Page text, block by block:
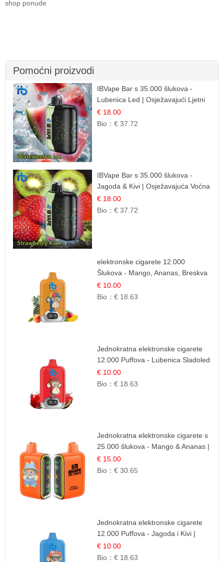
shop ponude
Pomoćni proizvodi
IBVape Bar s 35.000 šlukova -
Lubenica Led | Osježavajući Ljetni
Okus
€ 18.00
Bio：€ 37.72
IBVape Bar s 35.000 šlukova -
Jagoda & Kivi | Osježavajuća Voćna
Mješavina
€ 18.00
Bio：€ 37.72
elektronske cigarete 12.000
Šlukova - Mango, Ananas, Breskva
| Tropska Voćna Mješavina
€ 10.00
Bio：€ 18.63
Jednokratna elektronske cigarete
12.000 Puffova - Lubenica Sladoled
| Ljetna Desertna Aroma
€ 10.00
Bio：€ 18.63
Jednokratna elektronske cigarete s
25.000 šlukova - Mango & Ananas |
Egzotična Voćna Mješavina
€ 15.00
Bio：€ 30.65
Jednokratna elektronske cigarete
12.000 Puffova - Jagoda i Kivi |
Sočna Voćna Kombinacija
€ 10.00
Bio：€ 18.63